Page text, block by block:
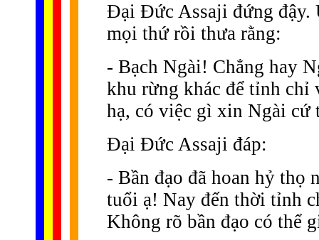
Ðại Ðức Assaji đứng đậy.
mọi thứ rồi thưa rằng:
- Bạch Ngài! Chẳng hay
khu rừng khác để tỉnh chỉ
hạ, có việc gì xin Ngài cứ
Ðại Ðức Assaji đáp:
- Bần đạo đã hoan hỷ thọ
tuổi ạ! Nay đến thời tỉnh
Không rõ bần đạo có thể